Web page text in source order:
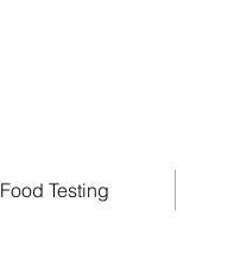
Food Testing